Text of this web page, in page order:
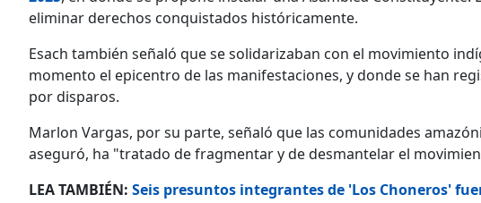
eliminar derechos conquistados históricamente.
Esach también señaló que se solidarizaban con el movimiento
momento el epicentro de las manifestaciones, y donde se han
por disparos.
Marlon Vargas, por su parte, señaló que las comunidades
aseguró, ha "tratado de fragmentar y de desmantelar el
LEA TAMBIÉN: Seis presuntos integrantes de 'Los Choneros'